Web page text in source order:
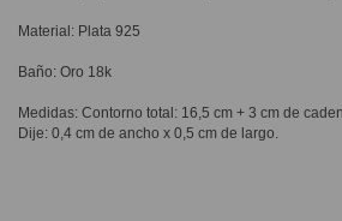
Material: Plata 925
Baño: Oro 18k
Medidas: Contorno total: 16,5 cm + 3 cm de
Dije: 0,4 cm de ancho x 0,5 cm de largo.